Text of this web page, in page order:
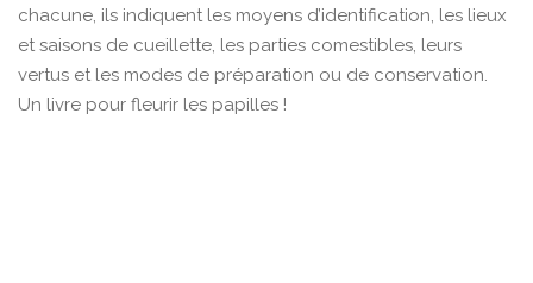
chacune, ils indiquent les moyens d’identification, les lieux
et saisons de cueillette, les parties comestibles, leurs
vertus et les modes de préparation ou de conservation.
Un livre pour fleurir les papilles !